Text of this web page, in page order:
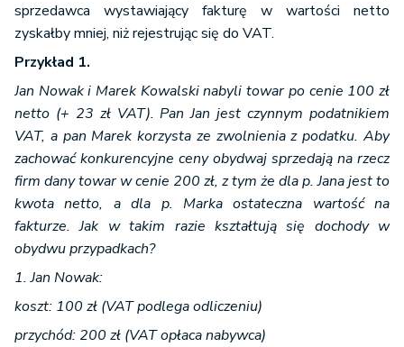
sprzedawca wystawiający fakturę w wartości netto
zyskałby mniej, niż rejestrując się do VAT.
Przykład 1.
Jan Nowak i Marek Kowalski nabyli towar po cenie 100 zł
netto (+ 23 zł VAT). Pan Jan jest czynnym podatnikiem
VAT, a pan Marek korzysta ze zwolnienia z podatku. Aby
zachować konkurencyjne ceny obydwaj sprzedają na rzecz
firm dany towar w cenie 200 zł, z tym że dla p. Jana jest to
kwota netto, a dla p. Marka ostateczna wartość na
fakturze. Jak w takim razie kształtują się dochody w
obydwu przypadkach?
1. Jan Nowak:
koszt: 100 zł (VAT podlega odliczeniu)
przychód: 200 zł (VAT opłaca nabywca)